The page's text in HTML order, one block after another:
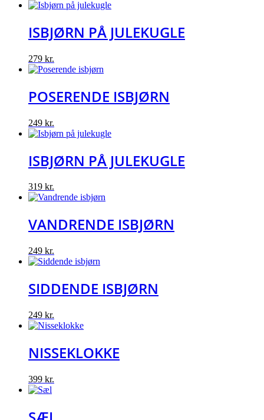
ISBJØRN PÅ JULEKUGLE
279 kr.
POSERENDE ISBJØRN
249 kr.
ISBJØRN PÅ JULEKUGLE
319 kr.
VANDRENDE ISBJØRN
249 kr.
SIDDENDE ISBJØRN
249 kr.
NISSEKLOKKE
399 kr.